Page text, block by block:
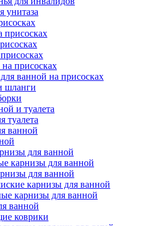
унитаза
присосках
присосках
ванной на присосках
шланги
и туалета
туалета
ванной
для ванной
карнизы для ванной
для ванной
карнизы для ванной
карнизы для ванной
ванной
коврики